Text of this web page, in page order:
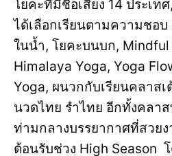
โยคะที่มีชื่อเสียง 14 ประเ
ได้เลือกเรียนตามความชอบ
ในน้ำ, โยคะบนบก, Mindful
Himalaya Yoga, Yoga
Yoga, ผนวกกับเรียนคลาส
นวดไทย รำไทย อีกทั้งคลา
ท่ามกลางบรรยากาศที่สวย
ต้อนรับช่วง High Season